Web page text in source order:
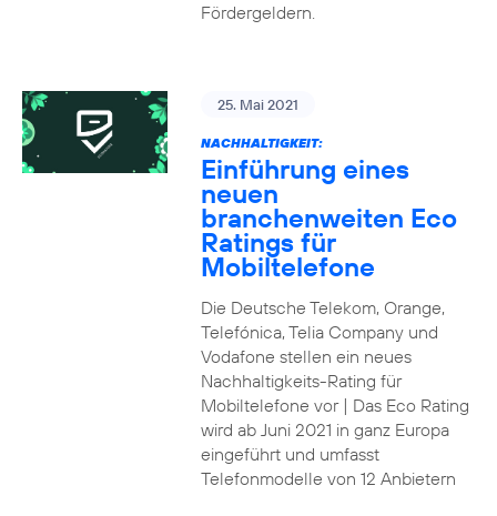
Fördergeldern.
25. Mai 2021
NACHHALTIGKEIT:
Einführung eines
neuen
branchenweiten Eco
Ratings für
Mobiltelefone
Die Deutsche Telekom, Orange,
Telefónica, Telia Company und
Vodafone stellen ein neues
Nachhaltigkeits-Rating für
Mobiltelefone vor | Das Eco Rating
wird ab Juni 2021 in ganz Europa
eingeführt und umfasst
Telefonmodelle von 12 Anbietern